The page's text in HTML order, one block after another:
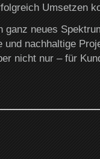
Umsetzen
neues
und nachhaltige
nicht nur – für